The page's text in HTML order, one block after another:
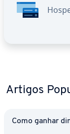
Artigos
Como ganhar